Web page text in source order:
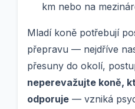
km nebo na
Mladí koně potřebují
přepravu — nejdříve
přesuny do okolí,
neperevažujte koně,
odporuje — vzniká